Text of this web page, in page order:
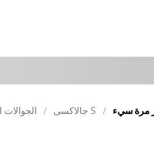
الجوالات جالاكسى S